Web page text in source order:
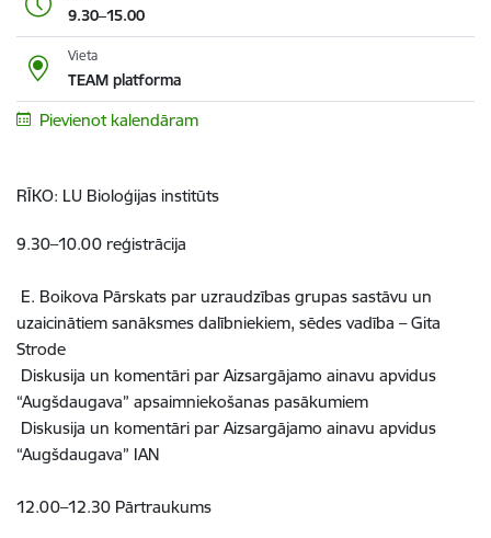
9.30–15.00
Vieta
TEAM platforma
Pievienot kalendāram
RĪKO: LU Bioloģijas institūts
9.30–10.00 reģistrācija
E. Boikova Pārskats par uzraudzības grupas sastāvu un
uzaicinātiem sanāksmes dalībniekiem, sēdes vadība – Gita
Strode
Diskusija un komentāri par Aizsargājamo ainavu apvidus
“Augšdaugava” apsaimniekošanas pasākumiem
Diskusija un komentāri par Aizsargājamo ainavu apvidus
“Augšdaugava” IAN
12.00–12.30 Pārtraukums